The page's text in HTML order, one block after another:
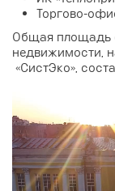
Торгово-
Общая площадь
недвижимости,
«СистЭко»,